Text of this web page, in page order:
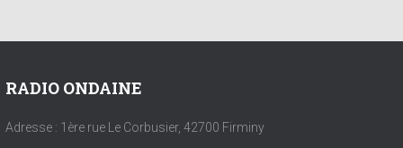
RADIO ONDAINE
Adresse : 1ère rue Le Corbusier, 42700 Firminy